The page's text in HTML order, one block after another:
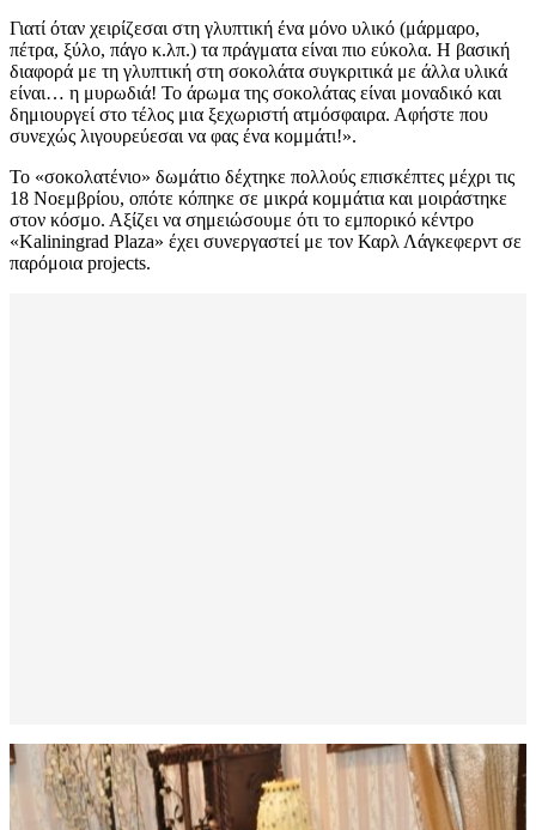
Γιατί όταν χειρίζεσαι στη γλυπτική ένα μόνο υλικό (μάρμαρο,
πέτρα, ξύλο, πάγο κ.λπ.) τα πράγματα είναι πιο εύκολα. Η βασική
διαφορά με τη γλυπτική στη σοκολάτα συγκριτικά με άλλα υλικά
είναι… η μυρωδιά! Το άρωμα της σοκολάτας είναι μοναδικό και
δημιουργεί στο τέλος μια ξεχωριστή ατμόσφαιρα. Αφήστε που
συνεχώς λιγουρεύεσαι να φας ένα κομμάτι!».
Το «σοκολατένιο» δωμάτιο δέχτηκε πολλούς επισκέπτες μέχρι τις
18 Νοεμβρίου, οπότε κόπηκε σε μικρά κομμάτια και μοιράστηκε
στον κόσμο. Αξίζει να σημειώσουμε ότι το εμπορικό κέντρο
«Kaliningrad Plaza» έχει συνεργαστεί με τον Καρλ Λάγκεφερντ σε
παρόμοια projects.